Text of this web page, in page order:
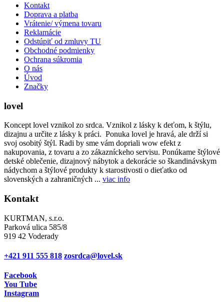
Kontakt
Doprava a platba
Vrátenie/ výmena tovaru
Reklamácie
Odstúpiť od zmluvy TU
Obchodné podmienky
Ochrana súkromia
O nás
Úvod
Značky
lovel
Koncept lovel vznikol zo srdca. Vznikol z lásky k deťom, k štýlu,
dizajnu a určite z lásky k práci. Ponuka lovel je hravá, ale drží si
svoj osobitý štýl. Radi by sme vám dopriali wow efekt z
nakupovania, z tovaru a zo zákazníckeho servisu. Ponúkame štýlové
detské oblečenie, dizajnový nábytok a dekorácie so škandinávskym
nádychom a štýlové produkty k starostivosti o dieťatko od
slovenských a zahraničných ... viac info
Kontakt
KURTMAN, s.r.o.
Parková ulica 585/8
919 42 Voderady
+421 911 555 818 zosrdca@lovel.sk
Facebook
You Tube
Instagram